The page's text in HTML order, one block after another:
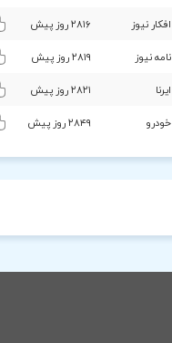
افکار نیوز ۲۸۱۶ روز پیش
نامه نیوز ۲۸۱٩ روز پیش
ایرنا ۲۸۲۱ روز پیش
خودرو ۲۸۴٩ روز پیش